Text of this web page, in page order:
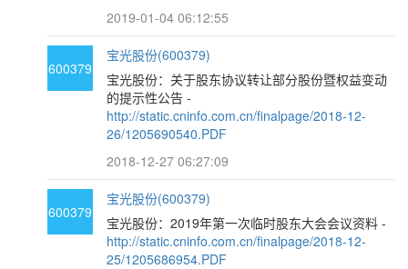
2019-01-04 06:12:55
600379
宝光股份(600379)
宝光股份：关于股东协议转让部分股份暨权益变动
的提示性公告 -
http://static.cninfo.com.cn/finalpage/2018-12-
26/1205690540.PDF
2018-12-27 06:27:09
600379
宝光股份(600379)
宝光股份：2019年第一次临时股东大会会议资料 -
http://static.cninfo.com.cn/finalpage/2018-12-
25/1205686954.PDF